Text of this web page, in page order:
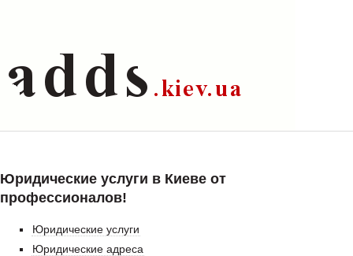
Юридические услуги в Киеве от
профессионалов!
Юридические услуги
Юридические адреса